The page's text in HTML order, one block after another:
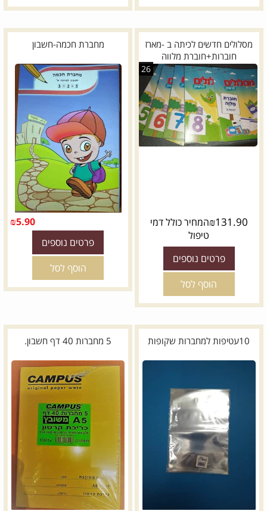
מסלולים חדשים לכיתה ב -מארז
חוברות+חוברת מלווה
26
₪131.90 המחיר כולל דמי
טיפול
פרטים נוספים
הוסף לסל
מחברת חכמה-חשבון
₪5.90
פרטים נוספים
הוסף לסל
10עטיפות למחברות שקופות 5 מחברות 40 דף חשבון.